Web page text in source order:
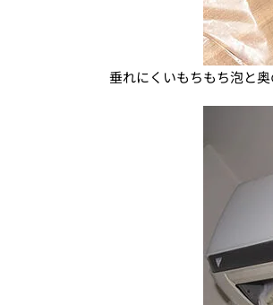
垂れにくいもちもち泡と